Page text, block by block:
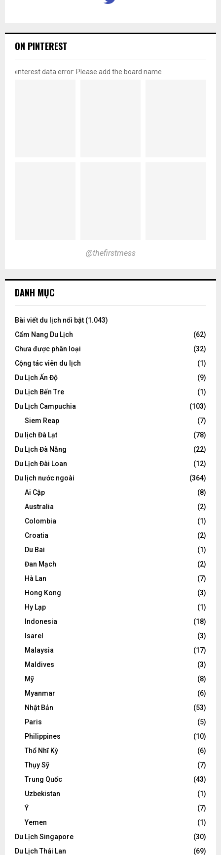
ON PINTEREST
pinterest data error: Please add the board name
@thefirstmess
DANH MỤC
Bài viết du lịch nổi bật (1.043)
Cẩm Nang Du Lịch
(62)
Chưa được phân loại
(32)
Cộng tác viên du lịch
(1)
Du Lịch Ấn Độ
(9)
Du Lịch Bến Tre
(1)
Du Lịch Campuchia
(103)
Siem Reap
(7)
Du lịch Đà Lạt
(78)
Du Lịch Đà Nẵng
(22)
Du Lịch Đài Loan
(12)
Du lịch nước ngoài
(364)
Ai Cập
(8)
Australia
(2)
Colombia
(1)
Croatia
(2)
Du Bai
(1)
Đan Mạch
(2)
Hà Lan
(7)
Hong Kong
(3)
Hy Lạp
(1)
Indonesia
(18)
Isarel
(3)
Malaysia
(17)
Maldives
(3)
Mỹ
(8)
Myanmar
(6)
Nhật Bản
(53)
Paris
(5)
Philippines
(10)
Thổ Nhĩ Kỳ
(6)
Thụy Sỹ
(7)
Trung Quốc
(43)
Uzbekistan
(1)
Ý
(7)
Yemen
(1)
Du Lịch Singapore
(30)
Du Lịch Thái Lan
(69)